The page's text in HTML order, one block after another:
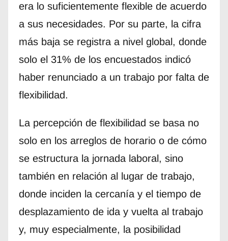
era lo suficientemente flexible de acuerdo
a sus necesidades. Por su parte, la cifra
más baja se registra a nivel global, donde
solo el 31% de los encuestados indicó
haber renunciado a un trabajo por falta de
flexibilidad.
La percepción de flexibilidad se basa no
solo en los arreglos de horario o de cómo
se estructura la jornada laboral, sino
también en relación al lugar de trabajo,
donde inciden la cercanía y el tiempo de
desplazamiento de ida y vuelta al trabajo
y, muy especialmente, la posibilidad